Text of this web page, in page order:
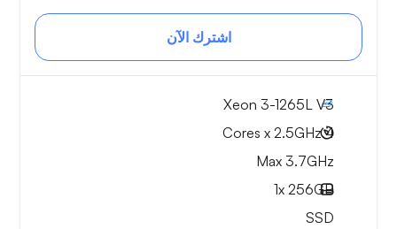
اشترك الآن
Xeon 3-1265L V3
4 Cores x 2.5GHz
Max 3.7GHz
1x 256GB
SSD